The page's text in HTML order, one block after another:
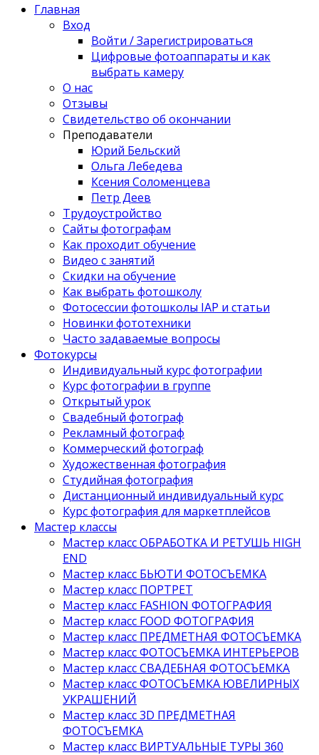
Главная
Вход
Войти / Зарегистрироваться
Цифровые фотоаппараты и как
выбрать камеру
О нас
Отзывы
Свидетельство об окончании
Преподаватели
Юрий Бельский
Ольга Лебедева
Ксения Соломенцева
Петр Деев
Трудоустройство
Сайты фотографам
Как проходит обучение
Видео с занятий
Скидки на обучение
Как выбрать фотошколу
Фотосессии фотошколы IAP и статьи
Новинки фототехники
Часто задаваемые вопросы
Фотокурсы
Индивидуальный курс фотографии
Курс фотографии в группе
Открытый урок
Свадебный фотограф
Рекламный фотограф
Коммерческий фотограф
Художественная фотография
Студийная фотография
Дистанционный индивидуальный курс
Курс фотография для маркетплейсов
Мастер классы
Мастер класс ОБРАБОТКА И РЕТУШЬ HIGH
END
Мастер класс БЬЮТИ ФОТОСЪЕМКА
Мастер класс ПОРТРЕТ
Мастер класс FASHION ФОТОГРАФИЯ
Мастер класс FOOD ФОТОГРАФИЯ
Мастер класс ПРЕДМЕТНАЯ ФОТОСЪЕМКА
Мастер класс ФОТОСЪЕМКА ИНТЕРЬЕРОВ
Мастер класс СВАДЕБНАЯ ФОТОСЪЕМКА
Мастер класс ФОТОСЪЕМКА ЮВЕЛИРНЫХ
УКРАШЕНИЙ
Мастер класс 3D ПРЕДМЕТНАЯ
ФОТОСЪЕМКА
Мастер класс ВИРТУАЛЬНЫЕ ТУРЫ 360